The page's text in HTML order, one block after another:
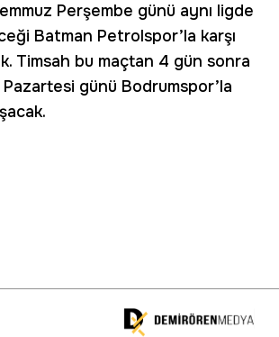
Perşembe günü aynı ligde
Batman Petrolspor’la karşı
Timsah bu maçtan 4 gün sonra
Pazartesi günü Bodrumspor’la